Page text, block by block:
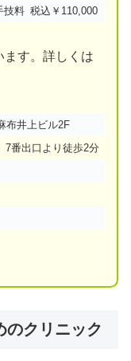
技料 税込￥110,000
す。詳しくは
布井上ビル2F
7番出口より徒歩2分
のクリニック